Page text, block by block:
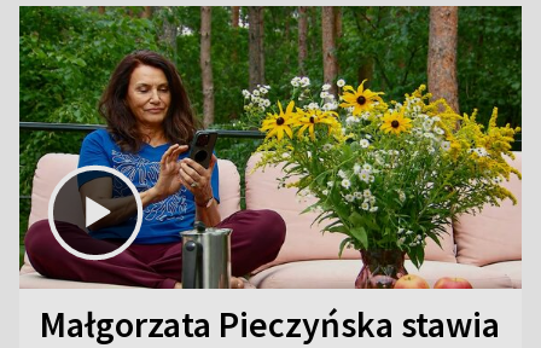
Małgorzata Pieczyńska stawia